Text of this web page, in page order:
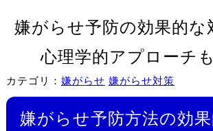
嫌がらせ予防の効果的な
心理学的アプローチ
カテゴリ： 嫌がらせ 嫌がらせ対策
嫌がらせ予防方法の効